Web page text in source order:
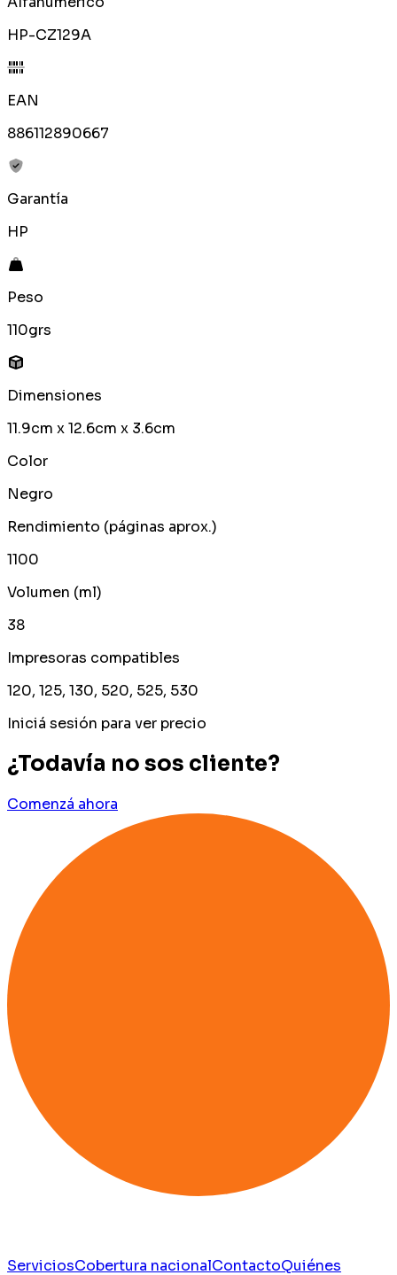
HP-CZ129A
EAN
886112890667
Garantía
HP
Peso
110grs
Dimensiones
11.9cm x 12.6cm x 3.6cm
Color
Negro
Rendimiento (páginas aprox.)
1100
Volumen (ml)
38
Impresoras compatibles
120, 125, 130, 520, 525, 530
Iniciá sesión para ver precio
¿Todavía no sos cliente?
Comenzá ahora
ServiciosCobertura nacionalContactoQuiénes